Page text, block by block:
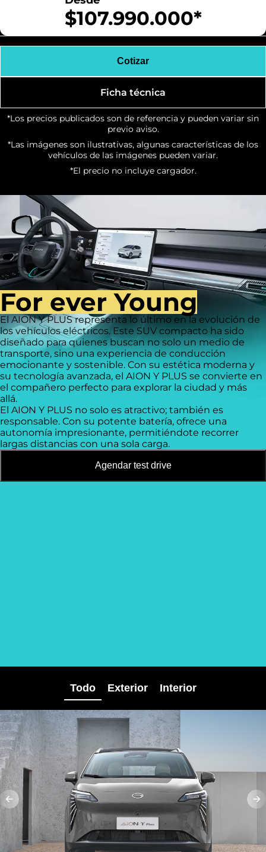
$107.990.000*
Cotizar
Ficha técnica
*Los precios publicados son de referencia y pueden variar sin
previo aviso.
*Las imágenes son ilustrativas, algunas características de los
vehículos de las imágenes pueden variar.
*El precio no incluye cargador.
For ever Young
ElAION Y PLUSrepresenta lo último en la evolución de
los vehículos eléctricos. Este SUV compacto ha sido
diseñado para quienes buscan no solo un medio de
transporte, sino una experiencia de conducción
emocionante y sostenible. Con su estética moderna y
su tecnología avanzada, el AION Y PLUS se convierte en
el compañero perfecto para explorar la ciudad y más
allá.
El AION Y PLUS no solo es atractivo; también es
responsable. Con su potente batería, ofrece una
autonomía impresionante, permitiéndote recorrer
largas distancias con una sola carga.
Agendar test drive
Todo Exterior Interior